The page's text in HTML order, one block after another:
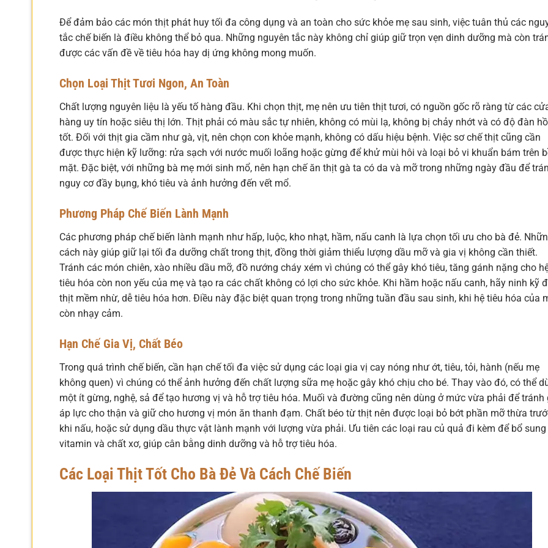
Để đảm bảo các món thịt phát huy tối đa công dụng và an toàn cho sức khỏe mẹ sau sinh, việc tuân thủ các
tắc chế biến là điều không thể bỏ qua. Những nguyên tắc này không chỉ giúp giữ trọn vẹn dinh dưỡng mà còn
được các vấn đề về tiêu hóa hay dị ứng không mong muốn.
Chọn Loại Thịt Tươi Ngon, An Toàn
Chất lượng nguyên liệu là yếu tố hàng đầu. Khi chọn thịt, mẹ nên ưu tiên thịt tươi, có nguồn gốc rõ ràng từ các
hàng uy tín hoặc siêu thị lớn. Thịt phải có màu sắc tự nhiên, không có mùi lạ, không bị chảy nhớt và có độ đàn
tốt. Đối với thịt gia cầm như gà, vịt, nên chọn con khỏe mạnh, không có dấu hiệu bệnh. Việc sơ chế thịt cũng cần
được thực hiện kỹ lưỡng: rửa sạch với nước muối loãng hoặc gừng để khử mùi hôi và loại bỏ vi khuẩn bám trên
mặt. Đặc biệt, với những bà mẹ mới sinh mổ, nên hạn chế ăn thịt gà ta có da và mỡ trong những ngày đầu để
nguy cơ đầy bụng, khó tiêu và ảnh hưởng đến vết mổ.
Phương Pháp Chế Biến Lành Mạnh
Các phương pháp chế biến lành mạnh như hấp, luộc, kho nhạt, hầm, nấu canh là lựa chọn tối ưu cho bà đẻ.
cách này giúp giữ lại tối đa dưỡng chất trong thịt, đồng thời giảm thiểu lượng dầu mỡ và gia vị không cần thiết.
Tránh các món chiên, xào nhiều dầu mỡ, đồ nướng cháy xém vì chúng có thể gây khó tiêu, tăng gánh nặng cho
tiêu hóa còn non yếu của mẹ và tạo ra các chất không có lợi cho sức khỏe. Khi hầm hoặc nấu canh, hãy ninh kỹ
thịt mềm nhừ, dễ tiêu hóa hơn. Điều này đặc biệt quan trọng trong những tuần đầu sau sinh, khi hệ tiêu hóa của
còn nhạy cảm.
Hạn Chế Gia Vị, Chất Béo
Trong quá trình chế biến, cần hạn chế tối đa việc sử dụng các loại gia vị cay nóng như ớt, tiêu, tỏi, hành (nếu mẹ
không quen) vì chúng có thể ảnh hưởng đến chất lượng sữa mẹ hoặc gây khó chịu cho bé. Thay vào đó, có thể
một ít gừng, nghệ, sả để tạo hương vị và hỗ trợ tiêu hóa. Muối và đường cũng nên dùng ở mức vừa phải để tránh
áp lực cho thận và giữ cho hương vị món ăn thanh đạm. Chất béo từ thịt nên được loại bỏ bớt phần mỡ thừa
khi nấu, hoặc sử dụng dầu thực vật lành mạnh với lượng vừa phải. Ưu tiên các loại rau củ quả đi kèm để bổ sung
vitamin và chất xơ, giúp cân bằng dinh dưỡng và hỗ trợ tiêu hóa.
Các Loại Thịt Tốt Cho Bà Đẻ Và Cách Chế Biến